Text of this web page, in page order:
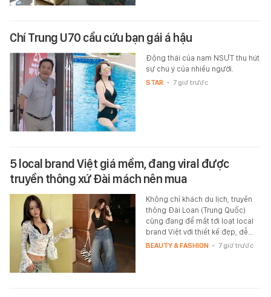
Chí Trung U70 cầu cứu bạn gái á hậu
Động thái của nam NSƯT thu hút
sự chú ý của nhiều người.
STAR - 7 giờ trước
5 local brand Việt giá mềm, đang viral được
truyền thông xứ Đài mách nên mua
Không chỉ khách du lịch, truyền
thông Đài Loan (Trung Quốc)
cũng đang để mắt tới loạt local
brand Việt với thiết kế đẹp, dễ…
BEAUTY & FASHION - 7 giờ trước